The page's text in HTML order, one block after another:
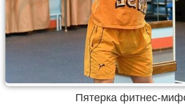
Пятерка фитнес-